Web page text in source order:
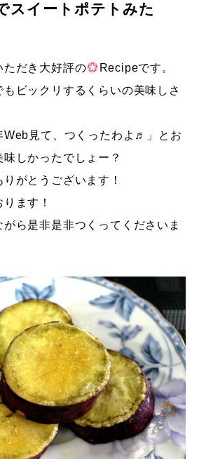
スイートポテトみた
ただき大好評の
Recipeです。
ビックリするくらいの美味しさ
Web見て、つくったわよ♬」とお
しかったでしょー？
がとうございます！
ます！
ら是非是非つくってくださいま